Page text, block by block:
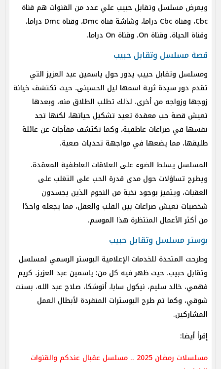
ويعرض مسلسل وتقابل حبيب علي عدد من القنوات هم قناة
Cbc، وقناة Cbc دراما، وشاشة قناة Dmc، وقناة Dmc دراما،
وقناة الحياة، وقناة On، وقناة On دراما.
قصة مسلسل وتقابل حبيب
ومسلسل وتقابل حبيب يدور حول ياسمين عبد العزيز التي
تقدم دور سيدة ثرية اسمها ليل الحسيني، حيث تكتشف خيانة
زوجها وزواجه من أخرى، لذلك تطلب الطلاق منه، وبعدها
تعيش قصة حب معقدة تعيد تشكيل حياتها، لكنها تجد
نفسها في صراعات عاطفية، وكما تكتشف مفأجات عن عائلة
طليقها، مما يضعها في مواجهة تحديات صعبة.
المسلسل يسلط الضوء على العلاقات العاطفية المعقدة،
ويطرح تساؤلات حول مدى قدرة الحب على التغلب على
العقبات، ويتميز بوجود نخبة من النجوم الذين يجسدون
شخصيات تعيش صراعات بين القلب والعقل، مما يجعله واحدًا
من أكثر الأعمال المنتظرة هذا الموسم.
بوستر مسلسل وتقابل حبيب
وطرحت المتحدة للخدمات الإعلامية البوستر الرسمي لمسلسل
وتقابل حبيب، حيث ظهر فيه كل من: ياسمين عبد العزيز، كريم
فهمي، خالد سليم، نيكول سابا، أنوشكا، صلاح عبد الله، بسنت
شوقي، وكما تم طرح البوسترات المنفردة لأبطال العمل
المشاركين.
إقرأ أيضا:
مسلسلات رمضان 2025 .. مسلسل عقبال عندكم والقنوات